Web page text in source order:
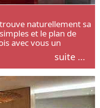
naturellement sa
et le plan de
avec vous un
de cuisiner, de
suite ...